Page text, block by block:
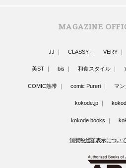
MAGAZINE
JJ CLASSY. VERY
美ST bis 和食スタイル
COMIC熱帯 comic Pureri マ
kokode.jp
kokode books
消費税総額表示につい